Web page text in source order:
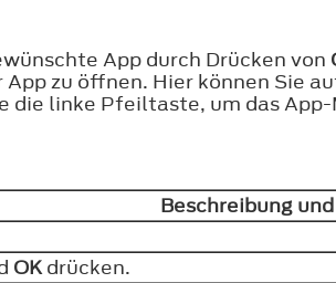
App durch Drücken von
zu öffnen. Hier können Sie
die linke Pfeiltaste, um das
Beschreibung
OKdrücken.